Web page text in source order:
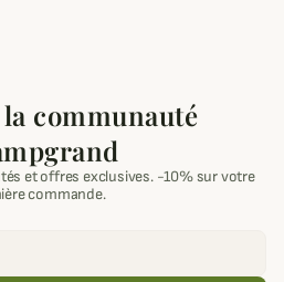
communauté
et offres exclusives. -10% sur votre
commande.